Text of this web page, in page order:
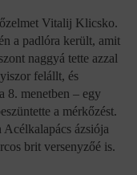
Vitalij Klicsko.
a padlóra került, amit
naggyá tette azzal
felállt, és
8. menetben – egy
a mérkőzést.
ázsiója
brit versenyzőé is.